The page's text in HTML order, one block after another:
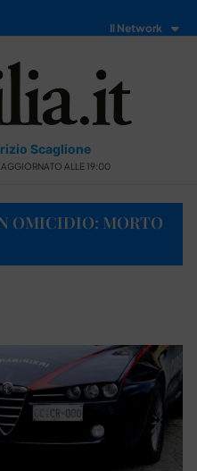
Il Network
Scaglione
ALLE 19:00
OMICIDIO: MORTO